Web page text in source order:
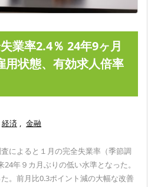
業率2.4％ 24年9ヶ月
状態、有効求人倍率
経済 , 金融
によると１月の完全失業率（季節調
年９カ月ぶりの低い水準となった。
。前月比0.3ポイント減の大幅な改善